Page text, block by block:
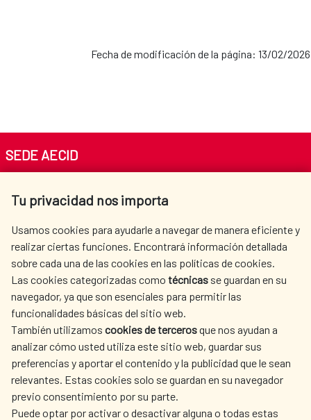
Fecha de modificación de la página: 13/02/2026
Tu privacidad nos importa
Usamos cookies para ayudarle a navegar de manera eficiente y
realizar ciertas funciones. Encontrará información detallada
sobre cada una de las cookies en las políticas de cookies.
Las cookies categorizadas como técnicas se guardan en su
navegador, ya que son esenciales para permitir las
funcionalidades básicas del sitio web.
También utilizamos cookies de tercerosque nos ayudan a
analizar cómo usted utiliza este sitio web, guardar sus
preferencias y aportar el contenido y la publicidad que le sean
relevantes. Estas cookies solo se guardan en su navegador
previo consentimiento por su parte.
Puede optar por activar o desactivar alguna o todas estas
SEDE AECID
Tel. +34 900 20 30 54​​​​​​​
AECID
WHERE DO WE COOPERATE?
SPANISH HUMANITARIAN
ACTION
PRESS ROOM
CULTURE AND SCIENCE LIBRARY